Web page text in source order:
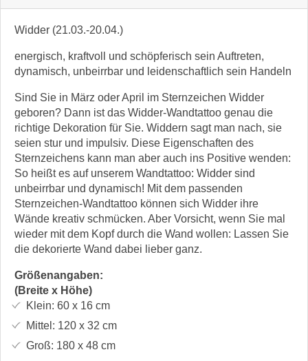
Widder (21.03.-20.04.)
energisch, kraftvoll und schöpferisch sein Auftreten,
dynamisch, unbeirrbar und leidenschaftlich sein Handeln
Sind Sie in März oder April im Sternzeichen Widder
geboren? Dann ist das Widder-Wandtattoo genau die
richtige Dekoration für Sie. Widdern sagt man nach, sie
seien stur und impulsiv. Diese Eigenschaften des
Sternzeichens kann man aber auch ins Positive wenden:
So heißt es auf unserem Wandtattoo: Widder sind
unbeirrbar und dynamisch! Mit dem passenden
Sternzeichen-Wandtattoo können sich Widder ihre
Wände kreativ schmücken. Aber Vorsicht, wenn Sie mal
wieder mit dem Kopf durch die Wand wollen: Lassen Sie
die dekorierte Wand dabei lieber ganz.
Größenangaben:
(Breite x Höhe)
Klein: 60 x 16cm
Mittel: 120 x 32 cm
Groß: 180 x 48cm